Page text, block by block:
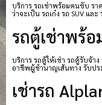
บริการ รถเช่าพร้อมคนขับ รา
ว่าจะเป็น รถเก๋ง รถ SUV แล
รถตู้เช่าพร้
บริการ รถตู้ให้เช่า รถตู้รับจ้า
อาชีพผู้ชำนาญเส้นทาง รับป
เช่ารถ